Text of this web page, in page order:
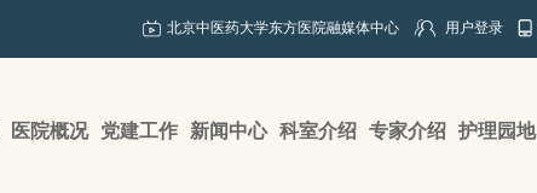
北京中医药大学东方医院融媒体中心 用户登录
医院概况 党建工作 新闻中心 科室介绍 专家介绍 护理园地